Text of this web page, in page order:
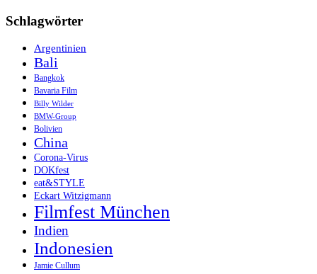
Schlagwörter
Argentinien
Bali
Bangkok
Bavaria Film
Billy Wilder
BMW-Group
Bolivien
China
Corona-Virus
DOKfest
eat&STYLE
Eckart Witzigmann
Filmfest München
Indien
Indonesien
Jamie Cullum